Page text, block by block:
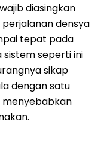
diasingkan
densya
tepat pada
sistem seperti ini
sikap
dengan satu
menyebabkan